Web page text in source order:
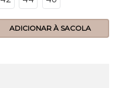
ADICIONAR À SACOLA